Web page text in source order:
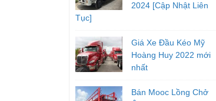
2024 [Cập Nhật Liên
Tục]
Giá Xe Đầu Kéo Mỹ
Hoàng Huy 2022 mới
nhất
Bán Mooc Lồng Chở